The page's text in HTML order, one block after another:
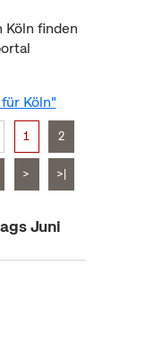
finden
Köln"
1 2
> >|
Juni